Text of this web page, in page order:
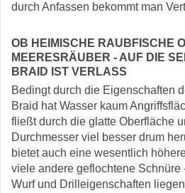
durch Anfassen bekommt man
OB HEIMISCHE RAUBFISCHE
EERESRÄUBER - AUF DIE
RAID IST VERLASS
Bedingt durch die Eigenschaften
Braid hat Wasser kaum
fließt durch die glatte Oberfläche
Durchmesser viel besser drum
bietet auch eine wesentlich
viele andere geflochtene Schnüre
Wurf und Drilleigenschaften